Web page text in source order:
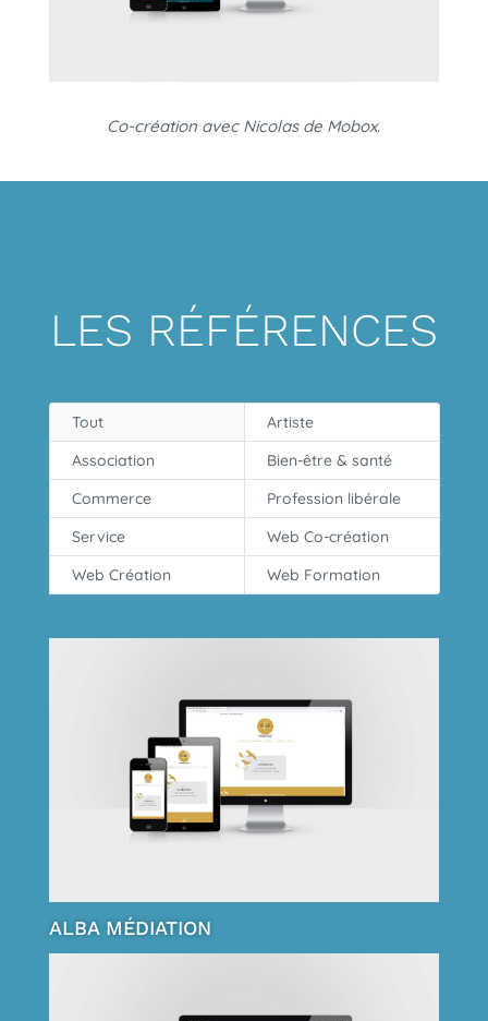
Co-création avec Nicolas de Mobox.
LES RÉFÉRENCES
Tout
Artiste
Association
Bien-être & santé
Commerce
Profession libérale
Service
Web Co-création
Web Création
Web Formation
ALBA MÉDIATION